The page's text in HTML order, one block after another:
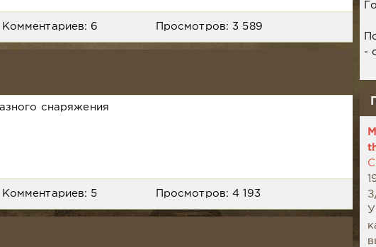
Комментариев: 6 Просмотров: 3 589
снаряжения
Комментариев: 5 Просмотров: 4 193
-